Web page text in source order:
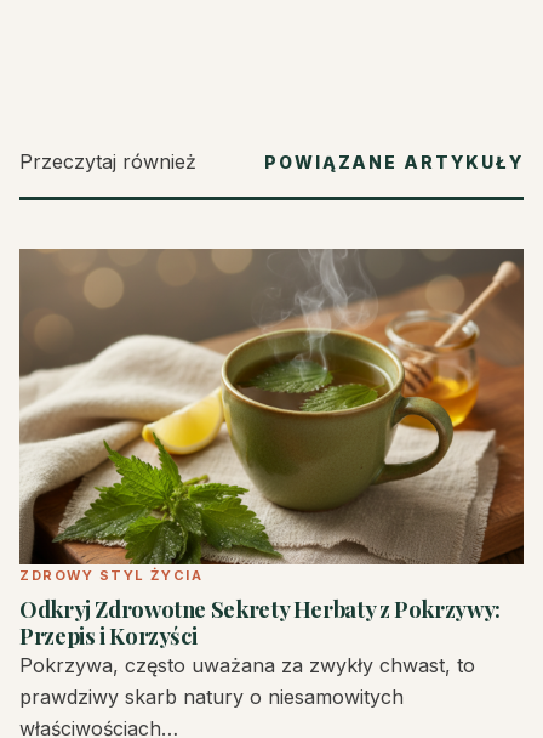
Przeczytaj również POWIĄZANE ARTYKUŁY
ZDROWY STYL ŻYCIA
Odkryj Zdrowotne Sekrety Herbaty z Pokrzywy:
Przepis i Korzyści
Pokrzywa, często uważana za zwykły chwast, to
prawdziwy skarb natury o niesamowitych
właściwościach…